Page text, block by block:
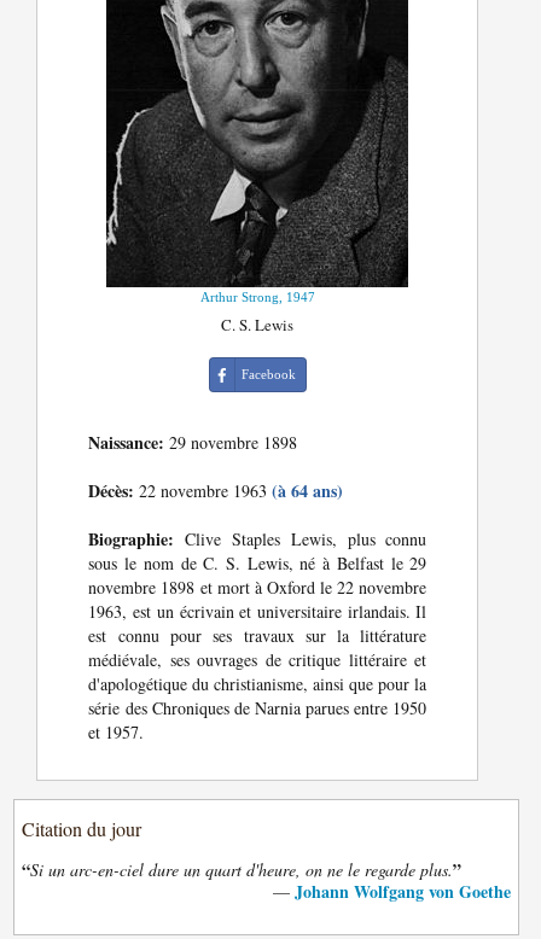
Arthur Strong, 1947
C. S. Lewis
Facebook
Naissance: 29 novembre 1898
Décès: 22 novembre 1963(à 64 ans)
Biographie: Clive Staples Lewis, plus connu
sous le nom de C. S. Lewis, né à Belfast le 29
novembre 1898 et mort à Oxford le 22 novembre
1963, est un écrivain et universitaire irlandais. Il
est connu pour ses travaux sur la littérature
médiévale, ses ouvrages de critique littéraire et
d'apologétique du christianisme, ainsi que pour la
série des Chroniques de Narnia parues entre 1950
et 1957.
Citation du jour
“Si un arc-en-ciel dure un quart d'heure, on ne le regarde plus.”
— Johann Wolfgang von Goethe